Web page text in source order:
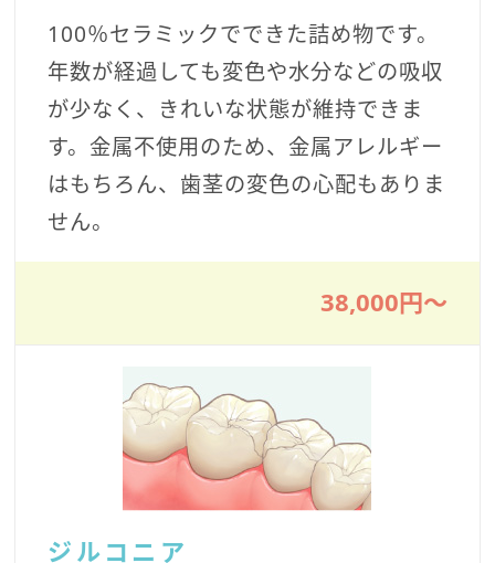
100％セラミックでできた詰め物です。
年数が経過しても変色や水分などの吸収
が少なく、きれいな状態が維持できま
す。金属不使用のため、金属アレルギー
はもちろん、歯茎の変色の心配もありま
せん。
38,000円〜
ジルコニア